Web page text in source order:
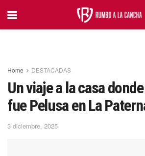
Home DESTACADAS
Un viaje a la casa
fue Pelusa en La
3 diciembre, 2025